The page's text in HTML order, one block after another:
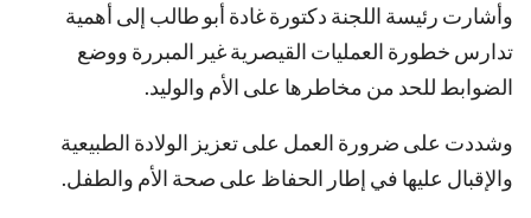
وأشارت رئيسة اللجنة دكتورة غادة أبو طالب إلى أهمية
تدارس خطورة العمليات القيصرية غير المبررة ووضع
الضوابط للحد من مخاطرها على الأم والوليد.
وشددت على ضرورة العمل على تعزيز الولادة الطبيعية
والإقبال عليها في إطار الحفاظ على صحة الأم والطفل.